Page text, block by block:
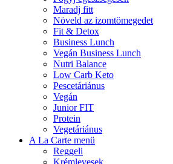
Maradj fitt
Növeld az izomtömegedet
Fit & Detox
Business Lunch
Vegán Business Lunch
Nutri Balance
Low Carb Keto
Pescetáriánus
Vegán
Junior FIT
Protein
Vegetáriánus
A La Carte menü
Reggeli
Krémlevesek